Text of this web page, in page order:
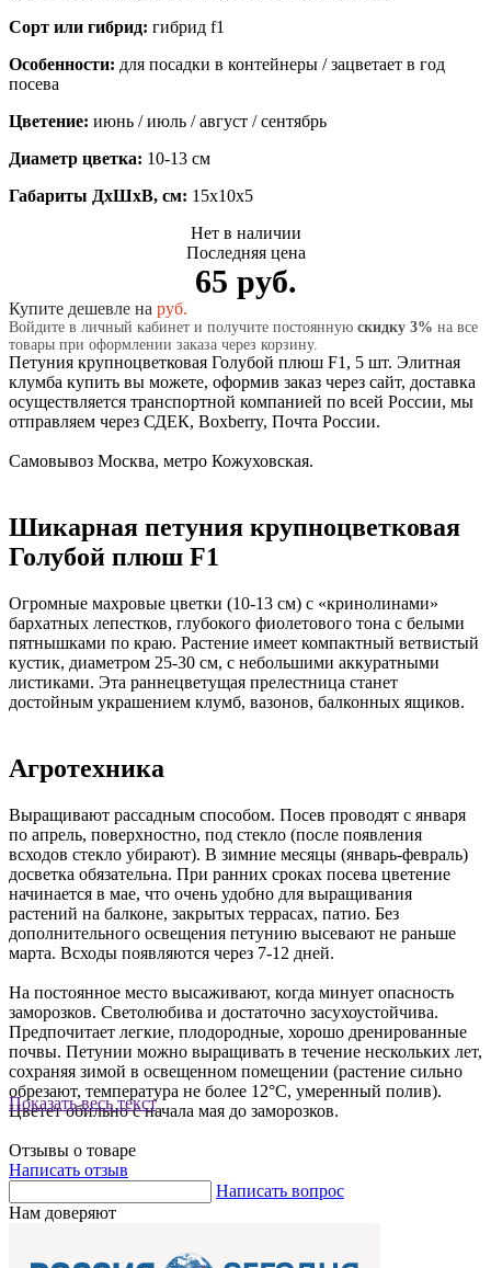
Сорт или гибрид: гибрид f1
Особенности: для посадки в контейнеры / зацветает в год
посева
Цветение: июнь / июль / август / сентябрь
Диаметр цветка: 10-13 см
Габариты ДхШхВ, см: 15x10x5
Нет в наличии
Последняя цена
65 руб.
Купите дешевле на руб.
Войдите в личный кабинет и получите постоянную скидку 3% на все
товары при оформлении заказа через корзину.
Петуния крупноцветковая Голубой плюш F1, 5 шт. Элитная
клумба купить вы можете, оформив заказ через сайт, доставка
осуществляется транспортной компанией по всей России, мы
отправляем через СДЕК, Boxberry, Почта России.
Показать весь текст
Самовывоз Москва, метро Кожуховская.
Шикарная петуния крупноцветковая
Голубой плюш F1
Огромные махровые цветки (10-13 см) с «кринолинами»
бархатных лепестков, глубокого фиолетового тона с белыми
пятнышками по краю. Растение имеет компактный ветвистый
кустик, диаметром 25-30 см, с небольшими аккуратными
листиками. Эта раннецветущая прелестница станет
достойным украшением клумб, вазонов, балконных ящиков.
Агротехника
Выращивают рассадным способом. Посев проводят с января
по апрель, поверхностно, под стекло (после появления
всходов стекло убирают). В зимние месяцы (январь-февраль)
досветка обязательна. При ранних сроках посева цветение
начинается в мае, что очень удобно для выращивания
растений на балконе, закрытых террасах, патио. Без
дополнительного освещения петунию высевают не раньше
марта. Всходы появляются через 7-12 дней.
На постоянное место высаживают, когда минует опасность
заморозков. Светолюбива и достаточно засухоустойчива.
Предпочитает легкие, плодородные, хорошо дренированные
почвы. Петунии можно выращивать в течение нескольких лет,
сохраняя зимой в освещенном помещении (растение сильно
обрезают, температура не более 12°С, умеренный полив).
Цветет обильно с начала мая до заморозков.
Отзывы о товаре
Написать отзыв
Написать вопрос
Нам доверяют